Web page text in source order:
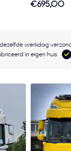
€695,00
werkdag
in eigen huis